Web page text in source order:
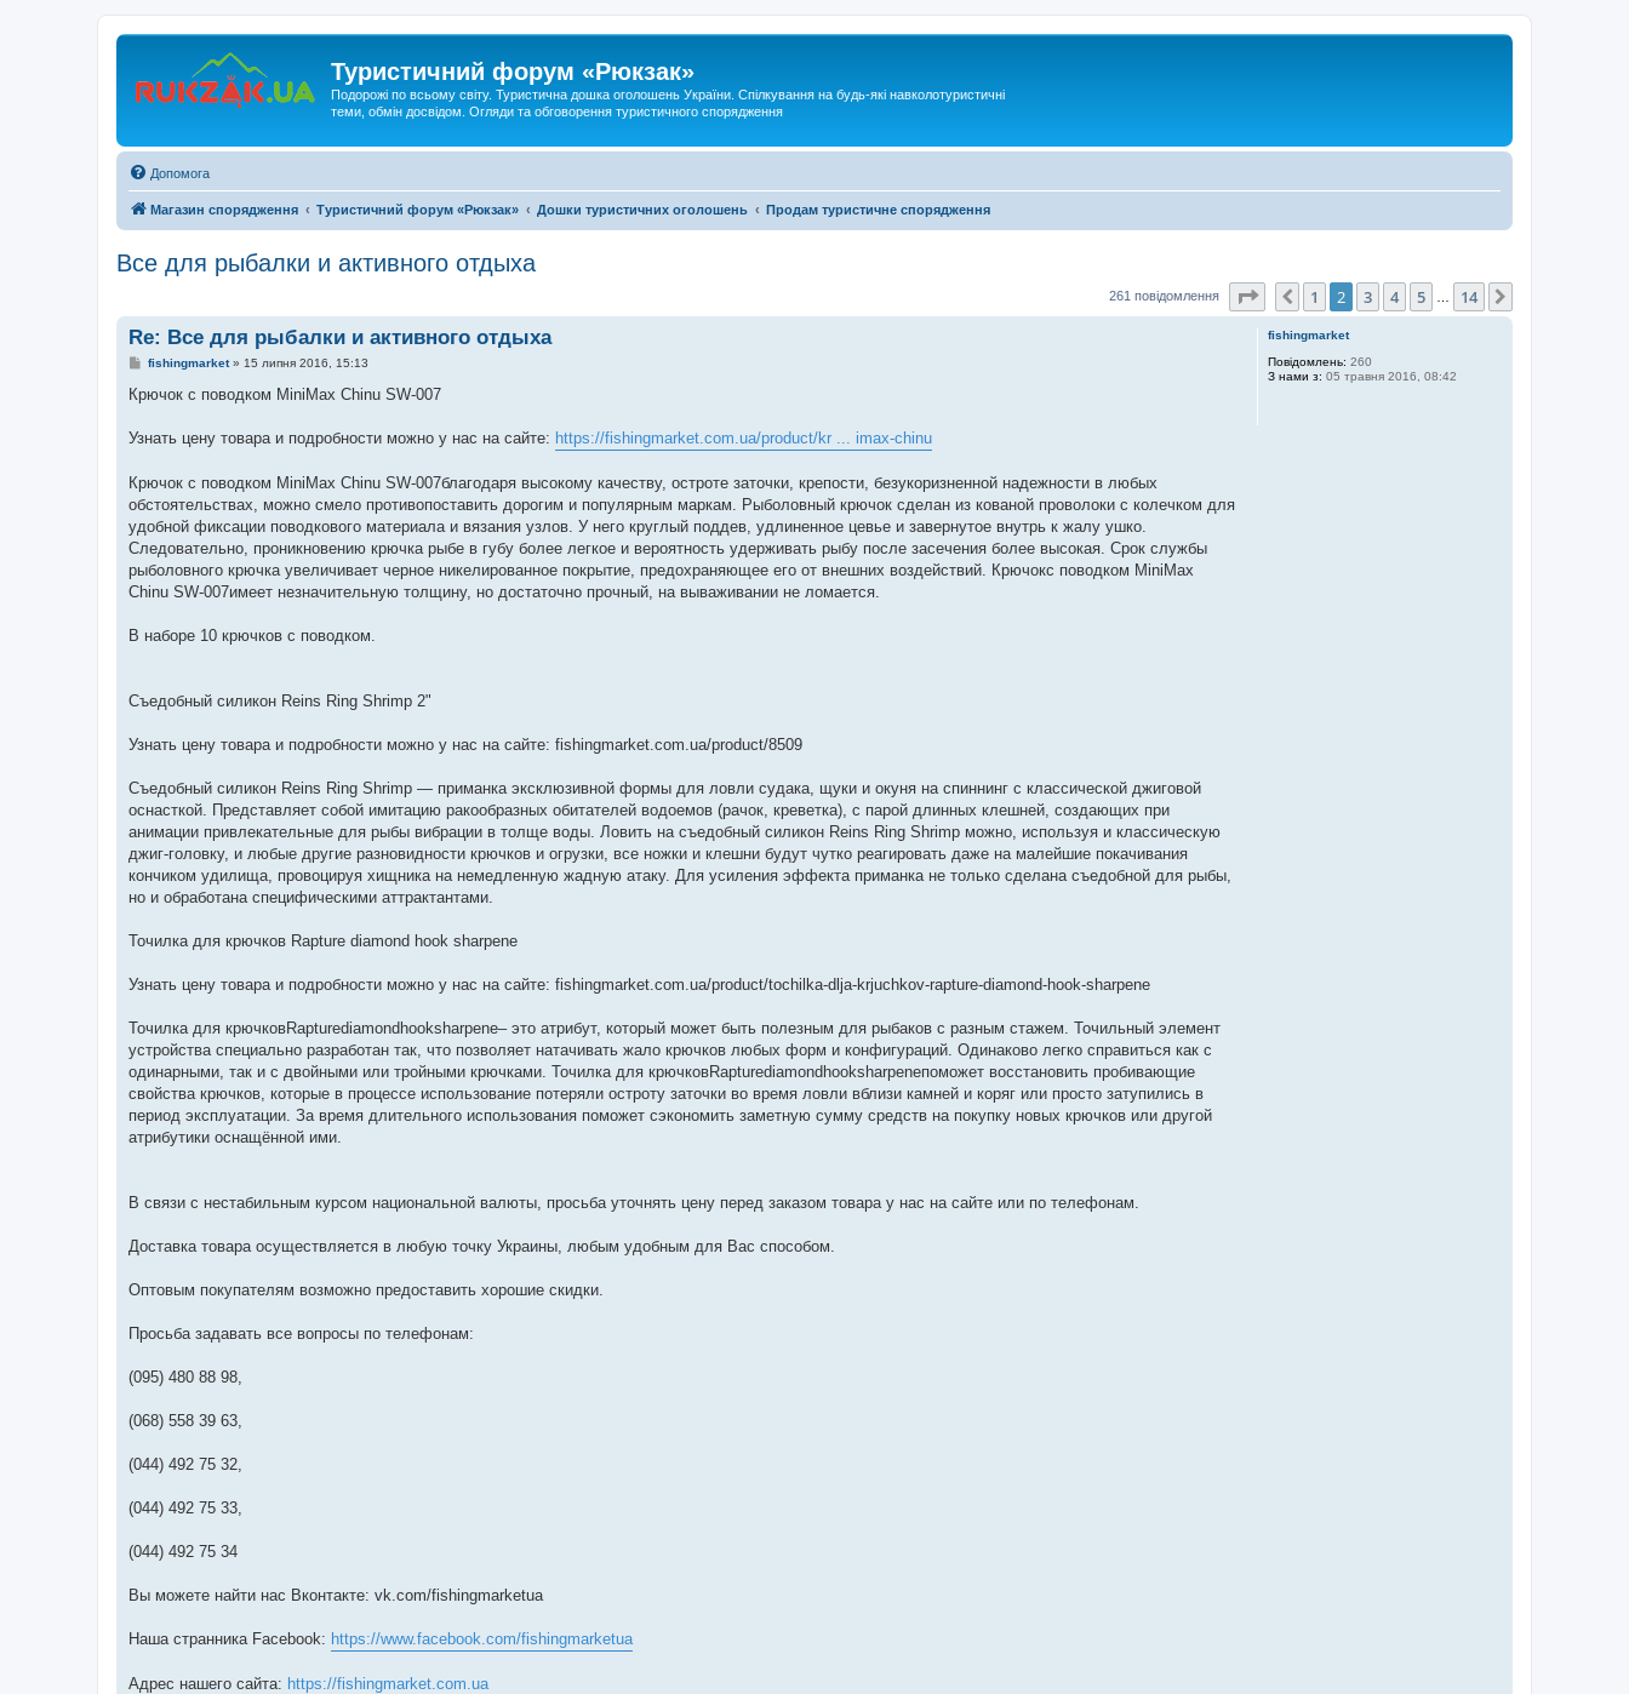
Туристичний форум «Рюкзак»
Подорожі по всьому світу. Туристична дошка оголошень України. Спілкування на будь-які навколотуристичні
теми, обмін досвідом. Огляди та обговорення туристичного спорядження
Допомога
Магазин спорядження Туристичний форум «Рюкзак» Дошки туристичних оголошень Продам туристичне спорядження
Все для рыбалки и активного отдыха
261 повідомлення Сторінка 2з 14
Поперед.
1 2 3 4 5 14
fishingmarket
Повідомлень: 260
З нами з: 05 травня 2016, 08:42
Re: Все для рыбалки и активного отдыха
П
в
о
е
н
н
я
fishingmarket» 15 липня 2016, 15:13
Крючок с поводком MiniMax Chinu SW-007
Узнать цену товара и подробности можно у нас на сайте: https://fishingmarket.com.ua/product/kr ... imax-chinu
Крючок с поводком MiniMax Chinu SW-007благодаря высокому качеству, остроте заточки, крепости, безукоризненной надежности в любых
обстоятельствах, можно смело противопоставить дорогим и популярным маркам. Рыболовный крючок сделан из кованой проволоки с колечком для
удобной фиксации поводкового материала и вязания узлов. У него круглый поддев, удлиненное цевье и завернутое внутрь к жалу ушко.
Следовательно, проникновению крючка рыбе в губу более легкое и вероятность удерживать рыбу после засечения более высокая. Срок службы
рыболовного крючка увеличивает черное никелированное покрытие, предохраняющее его от внешних воздействий. Крючокс поводком MiniMax
Chinu SW-007имеет незначительную толщину, но достаточно прочный, на вываживании не ломается.
В наборе 10 крючков с поводком.
Съедобный силикон Reins Ring Shrimp 2"
Узнать цену товара и подробности можно у нас на сайте: fishingmarket.com.ua/product/8509
Съедобный силикон Reins Ring Shrimp — приманка эксклюзивной формы для ловли судака, щуки и окуня на спиннинг с классической джиговой
оснасткой. Представляет собой имитацию ракообразных обитателей водоемов (рачок, креветка), с парой длинных клешней, создающих при
анимации привлекательные для рыбы вибрации в толще воды. Ловить на съедобный силикон Reins Ring Shrimp можно, используя и классическую
джиг-головку, и любые другие разновидности крючков и огрузки, все ножки и клешни будут чутко реагировать даже на малейшие покачивания
кончиком удилища, провоцируя хищника на немедленную жадную атаку. Для усиления эффекта приманка не только сделана съедобной для рыбы,
но и обработана специфическими аттрактантами.
Точилка для крючков Rapture diamond hook sharpene
Узнать цену товара и подробности можно у нас на сайте: fishingmarket.com.ua/product/tochilka-dlja-krjuchkov-rapture-diamond-hook-sharpene
Точилка для крючковRapturediamondhooksharpene– это атрибут, который может быть полезным для рыбаков с разным стажем. Точильный элемент
устройства специально разработан так, что позволяет натачивать жало крючков любых форм и конфигураций. Одинаково легко справиться как с
одинарными, так и с двойными или тройными крючками. Точилка для крючковRapturediamondhooksharpeneпоможет восстановить пробивающие
свойства крючков, которые в процессе использование потеряли остроту заточки во время ловли вблизи камней и коряг или просто затупились в
период эксплуатации. За время длительного использования поможет сэкономить заметную сумму средств на покупку новых крючков или другой
атрибутики оснащённой ими.
В связи с нестабильным курсом национальной валюты, просьба уточнять цену перед заказом товара у нас на сайте или по телефонам.
Доставка товара осуществляется в любую точку Украины, любым удобным для Вас способом.
Оптовым покупателям возможно предоставить хорошие скидки.
Просьба задавать все вопросы по телефонам:
(095) 480 88 98,
(068) 558 39 63,
(044) 492 75 32,
(044) 492 75 33,
(044) 492 75 34
Вы можете найти нас Вконтакте: vk.com/fishingmarketua
Наша странника Facebook: https://www.facebook.com/fishingmarketua
Адрес нашего сайта: https://fishingmarket.com.ua